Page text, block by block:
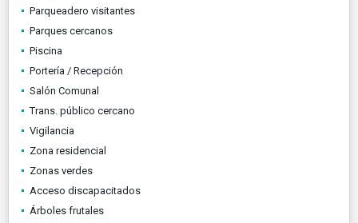
Parqueadero visitantes
Parques cercanos
Piscina
Portería / Recepción
Salón Comunal
Trans. público cercano
Vigilancia
Zona residencial
Zonas verdes
Acceso discapacitados
Árboles frutales